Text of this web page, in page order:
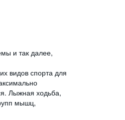
и так далее,
видов спорта для
Лыжная ходьба,
мышц,